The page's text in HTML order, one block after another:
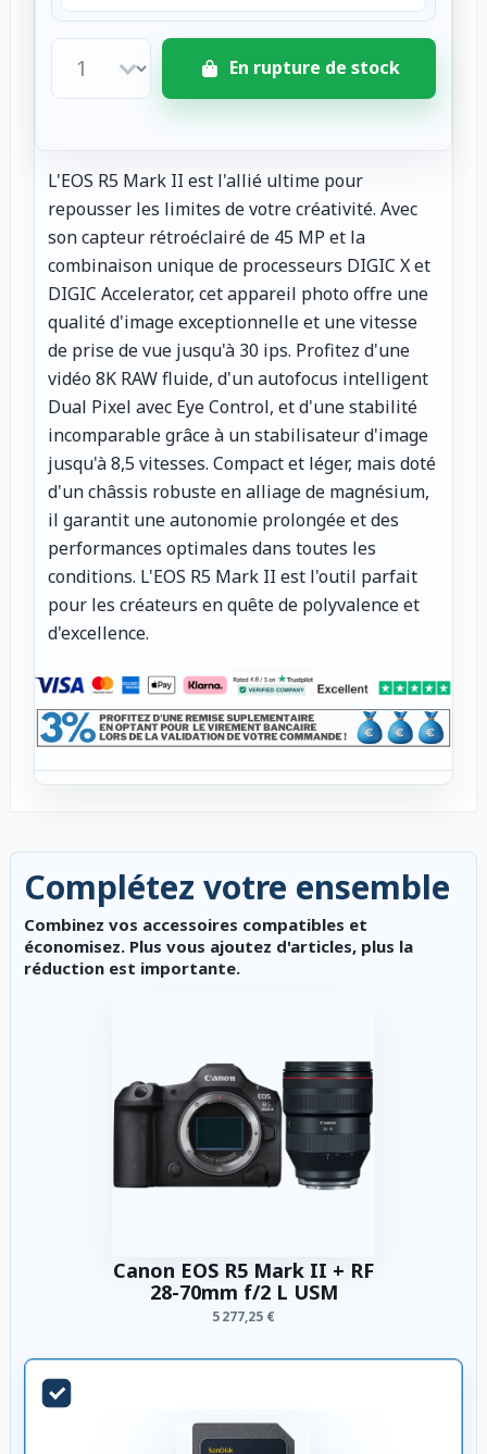
En rupture de stock
L'EOS R5 Mark II est l'allié ultime pour
repousser les limites de votre créativité. Avec
son capteur rétroéclairé de 45 MP et la
combinaison unique de processeurs DIGIC X et
DIGIC Accelerator, cet appareil photo offre une
qualité d'image exceptionnelle et une vitesse
de prise de vue jusqu'à 30 ips. Profitez d'une
vidéo 8K RAW fluide, d'un autofocus intelligent
Dual Pixel avec Eye Control, et d'une stabilité
incomparable grâce à un stabilisateur d'image
jusqu'à 8,5 vitesses. Compact et léger, mais doté
d'un châssis robuste en alliage de magnésium,
il garantit une autonomie prolongée et des
performances optimales dans toutes les
conditions. L'EOS R5 Mark II est l'outil parfait
pour les créateurs en quête de polyvalence et
d'excellence.
Complétez votre ensemble
Combinez vos accessoires compatibles et
économisez. Plus vous ajoutez d'articles, plus la
réduction est importante.
Canon EOS R5 Mark II + RF
28-70mm f/2 L USM
5 277,25 €